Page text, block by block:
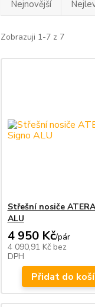
Nejnovější
Zobrazuji 1-7 z 7
Střešní nosiče
ALU
4 950 Kč/pár
4 090,91 Kč bez
DPH
Přidat do